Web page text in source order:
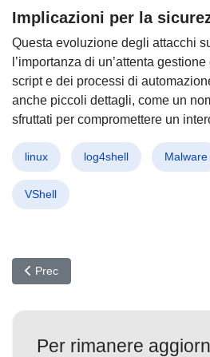
Implicazioni per la
Questa evoluzione degli attacchi
l’importanza di un’attenta
script e dei processi di
anche piccoli dettagli, come un
sfruttati per compromettere un
linux log4shell Malware
VShell
Articolo precedente: PromptFix: La
Prec
Per rimanere